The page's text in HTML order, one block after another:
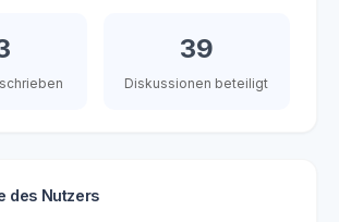
39
Diskussionen beteiligt
des Nutzers